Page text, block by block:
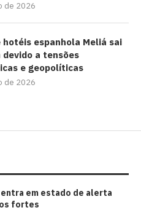
de 2026
hotéis espanhola Meliá sai
devido a tensões
e geopolíticas
de 2026
entra em estado de alerta
fortes